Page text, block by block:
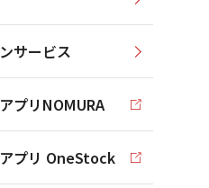
サービス
プリNOMURA
プリ OneStock